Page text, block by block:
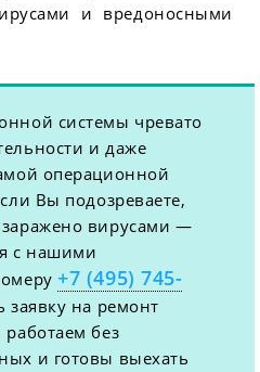
и вредоносными
системы чревато
и даже
операционной
Вы подозреваете,
вирусами —
с нашими
+7 (495) 745-
заявку на ремонт
без
и готовы выехать